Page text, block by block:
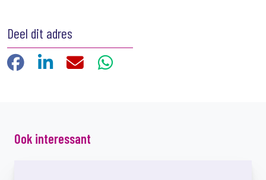
Deel dit adres
FacebookLinkedIn E-mailWhatsApp
Ook interessant